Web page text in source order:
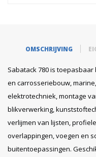
OMSCHRIJVING
Sabatack 780 is
en carrosseriebouw,
elektrotechniek, montage
blikverwerking,
verlijmen van lijsten,
overlappingen, voegen en
buitentoepassingen.